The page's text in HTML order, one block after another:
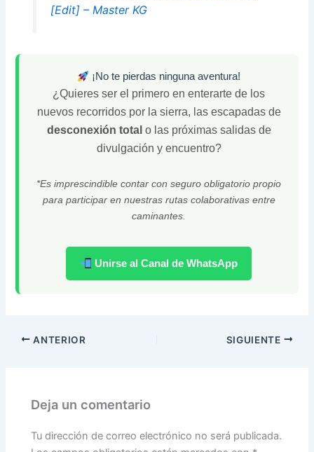
[Edit] – Master KG
¡No te pierdas ninguna aventura!
¿Quieres ser el primero en enterarte de los
nuevos recorridos por la sierra, las escapadas de
desconexión total o las próximas salidas de
divulgación y encuentro?
*Es imprescindible contar con seguro obligatorio propio
para participar en nuestras rutas colaborativas entre
caminantes.
Unirse al Canal de WhatsApp
ANTERIOR SIGUIENTE
Deja un comentario
Tu dirección de correo electrónico no será publicada.